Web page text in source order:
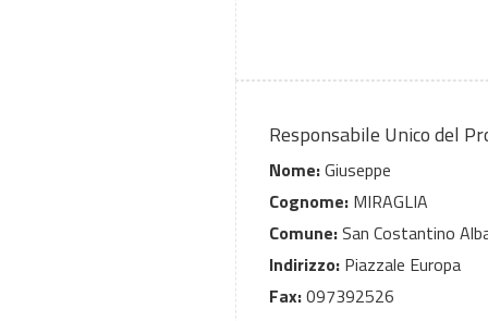
Responsabile Unico del
Nome:Giuseppe
Cognome: MIRAGLIA
Comune:San Costantino
Indirizzo: Piazzale Europa
Fax:097392526